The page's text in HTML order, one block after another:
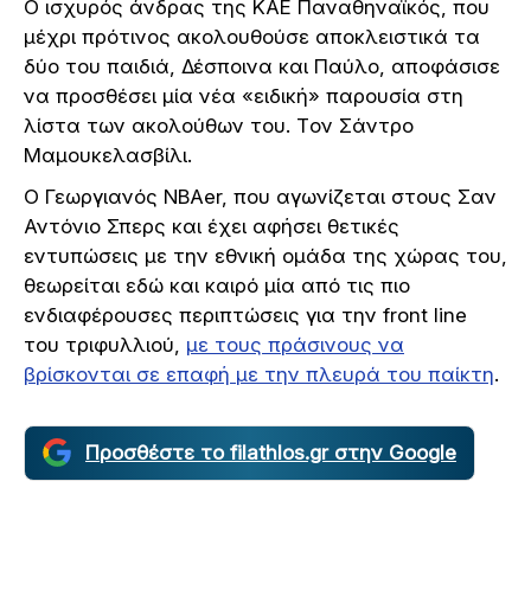
Ο ισχυρός άνδρας της ΚΑΕ Παναθηναϊκός, που
μέχρι πρότινος ακολουθούσε αποκλειστικά τα
δύο του παιδιά, Δέσποινα και Παύλο, αποφάσισε
να προσθέσει μία νέα «ειδική» παρουσία στη
λίστα των ακολούθων του. Tον Σάντρο
Μαμουκελασβίλι.
Ο Γεωργιανός NBAer, που αγωνίζεται στους Σαν
Αντόνιο Σπερς και έχει αφήσει θετικές
εντυπώσεις με την εθνική ομάδα της χώρας του,
θεωρείται εδώ και καιρό μία από τις πιο
ενδιαφέρουσες περιπτώσεις για την front line
του τριφυλλιού, με τους πράσινους να
βρίσκονται σε επαφή με την πλευρά του παίκτη.
Προσθέστε το filathlos.gr στην Google